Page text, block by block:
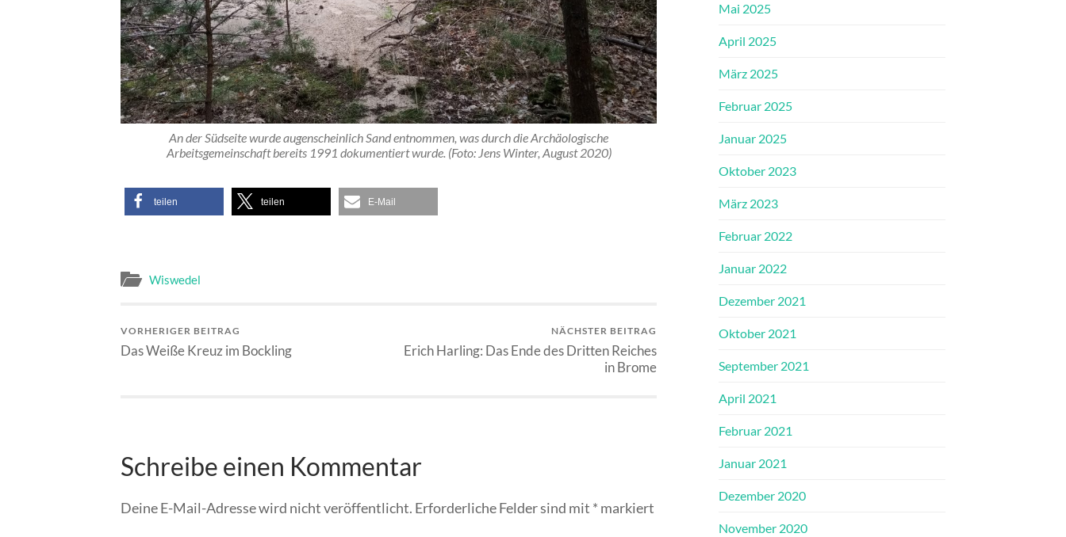
An der Südseite wurde augenscheinlich Sand entnommen, was durch die Archäologische
Arbeitsgemeinschaft bereits 1991 dokumentiert wurde. (Foto: Jens Winter, August 2020)
teilen teilen E-Mail
Wiswedel
VORHERIGER BEITRAG
Das Weiße Kreuz im Bockling
NÄCHSTER BEITRAG
Erich Harling: Das Ende des Dritten Reiches
in Brome
Schreibe einen Kommentar
Deine E-Mail-Adresse wird nicht veröffentlicht. Erforderliche Felder sind mit * markiert
Mai 2025
April 2025
März 2025
Februar 2025
Januar 2025
Oktober 2023
März 2023
Februar 2022
Januar 2022
Dezember 2021
Oktober 2021
September 2021
April 2021
Februar 2021
Januar 2021
Dezember 2020
November 2020